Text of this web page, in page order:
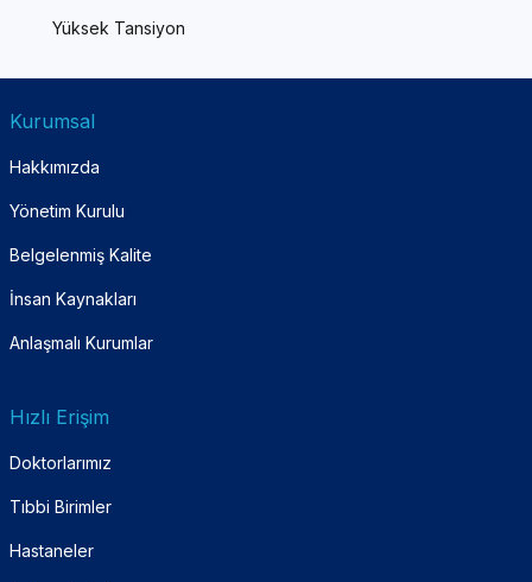
Yüksek Tansiyon
Kurumsal
Hakkımızda
Yönetim Kurulu
Belgelenmiş Kalite
İnsan Kaynakları
Anlaşmalı Kurumlar
Hızlı Erişim
Doktorlarımız
Tıbbi Birimler
Hastaneler